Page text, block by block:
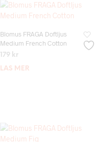
Blomus FRAGA Doftljus
Medium French Cotton
179 kr
LÄS MER